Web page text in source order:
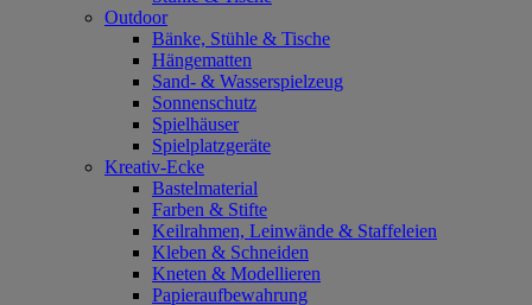
Outdoor
Bänke, Stühle & Tische
Hängematten
Sand- & Wasserspielzeug
Sonnenschutz
Spielhäuser
Spielplatzgeräte
Kreativ-Ecke
Bastelmaterial
Farben & Stifte
Keilrahmen, Leinwände & Staffeleien
Kleben & Schneiden
Kneten & Modellieren
Papieraufbewahrung